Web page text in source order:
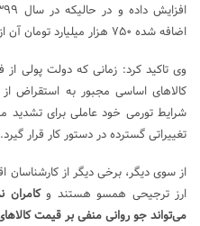
اضافه شده ۷۵۰ هزار میلیارد تومان آن از محل ارز ترجیحی بوده است.
وی تاکید کرد: زمانی که دولت پولی
کالاهای اساسی مجبور به استقراض
شرایط تورمی خود عاملی برای تشدید
تغییراتی گسترده در دستور کار قرار گیرد.
از سوی دیگر، برخی دیگر از کارشناسان
ارز ترجیحی همسو هستند و
می‌تواند جو روانی منفی بر قیمت